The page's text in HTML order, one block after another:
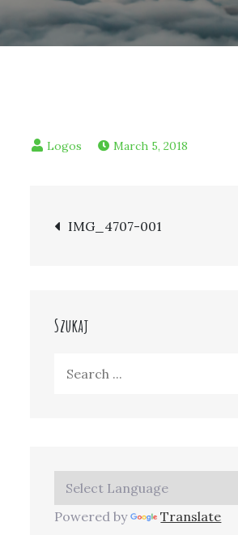
March 5, 2018
Post
IMG_4707-001
Szukaj
Powered by Translate